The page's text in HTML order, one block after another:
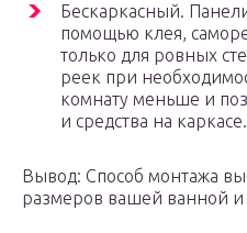
Бескаркасный.
помощью клея,
только для ровных
реек при
комнату меньше и
и средства на каркасе.
Вывод: Способ монтажа
размеров вашей ванной и